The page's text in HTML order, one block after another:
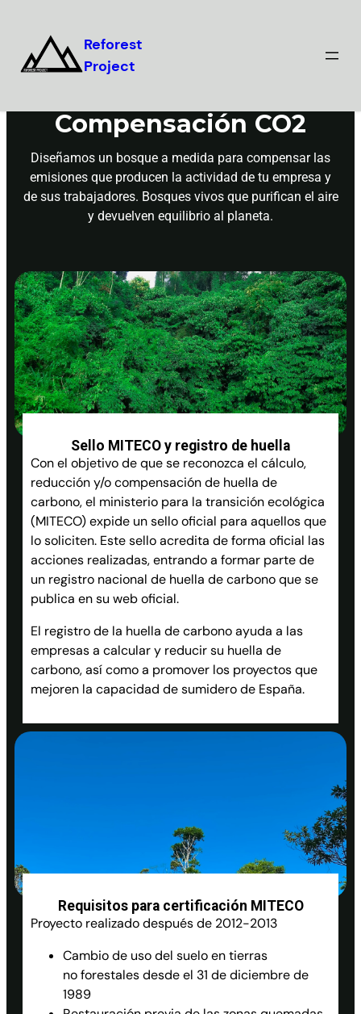
Reforest
Project
Compensación CO2
Diseñamos un bosque a medida para compensar las
emisiones que producen la actividad de tu empresa y
de sus trabajadores. Bosques vivos que purifican el aire
y devuelven equilibrio al planeta.
Sello MITECO y registro de huella
Con el objetivo de que se reconozca el cálculo,
reducción y/o compensación de huella de
carbono, el ministerio para la transición ecológica
(MITECO) expide un sello oficial para aquellos que
lo soliciten. Este sello acredita de forma oficial las
acciones realizadas, entrando a formar parte de
un registro nacional de huella de carbono que se
publica en su web oficial.
El registro de la huella de carbono ayuda a las
empresas a calcular y reducir su huella de
carbono, así como a promover los proyectos que
mejoren la capacidad de sumidero de España.
Requisitos para certificación MITECO
Proyecto realizado después de 2012-2013
Cambio de uso del suelo en tierras
noforestales desde el 31 de diciembre de
1989